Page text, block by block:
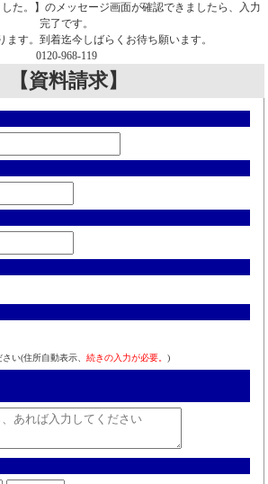
した。】のメッセージ画面が確認できましたら、入力
完了です。
ます。到着迄今しばらくお待ち願います。
0120-968-119
【資料請求】
い(住所自動表示、 続きの入力が必要。 )